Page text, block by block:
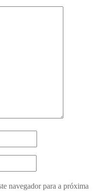
navegador para a próxima